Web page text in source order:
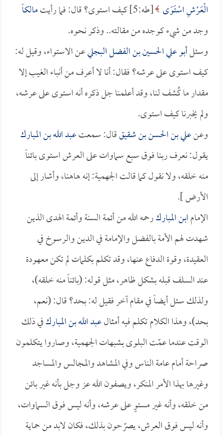
الْعَرْشِ اسْتَوَى [طه:5] كيف استوى؟ قال: فما رأيت
مالكاً
وجد من شيء كوجده من مقالته.. وذكر نحوه.
وسئلأبو علي الحسين بن الفضل البجليعن الاستواء، وقيل له:
كيف استوى على عرشه؟ فقال: أنا لا أعرف من أنباء الغيب إلا
مقدار ما كُشف لنا، وقد أعلمنا جل ذكره أنه استوى على عرشه،
ولم يخبرنا كيف استوى.
وعنعلي بن الحسن بن شقيققال: سمعتعبد الله بن المبارك
يقول: نعرف ربنا فوق سبع سماوات على العرش استوى بائناً
منه خلقه، ولا نقول كما قالت الجهمية: إنه هاهنا، وأشار إلى
الأرض ].
الإمامابن المباركرحمه الله من أئمة السنة وأئمة الهدى الذين
شهدت لهم الأمة بالفضل والإمامة في الدين والرسوخ في
العقيدة، وقوة الدفاع عنها، وقد تكلم بكلمات لم تكن معهودة
عند السلف قبله بشكل ظاهر، مثل قوله: (بائناً منه خلقه)،
ولذلك سئل أيضاً في مقام آخر فقيل له: بحد؟ قال: (نعم،
بحد)، وهذا الكلام تكلم فيه أمثالعبد الله بن المباركفي ذلك
الوقت عندما عمّت البلوى بشبهات الجهمية، وصاروا يتكلمون
صراحة أمام عامة الناس وفي المشاهد والمجالس والمساجد
وغيرها بهذا الأمر المنكر، ويصفون الله عز وجل بأنه غير بائن
من خلقه، وأنه غير مستوٍ على عرشه، وأنه ليس فوق السماوات،
وأنه ليس فوق العرش، يصرّحون بذلك، فكان لابد من حماية